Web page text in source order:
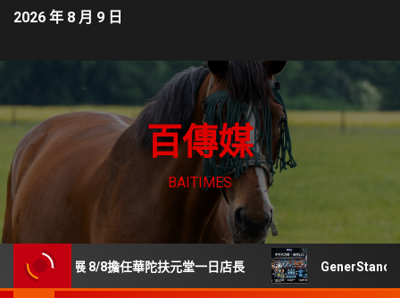
2026 年 8 月 9 日
百傳媒
BAITIMES
展 8/8擔任華陀扶元堂一日店長 GenerStand 擬推「人